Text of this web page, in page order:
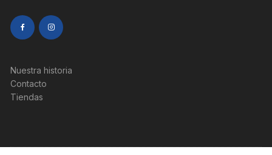
Nuestra historia
Contacto
Tiendas